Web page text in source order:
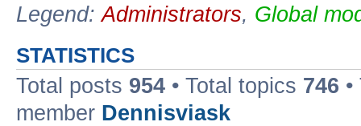
Legend:Administrators, Global
STATISTICS
Total posts 954 • Total topics 746
member Dennisviask